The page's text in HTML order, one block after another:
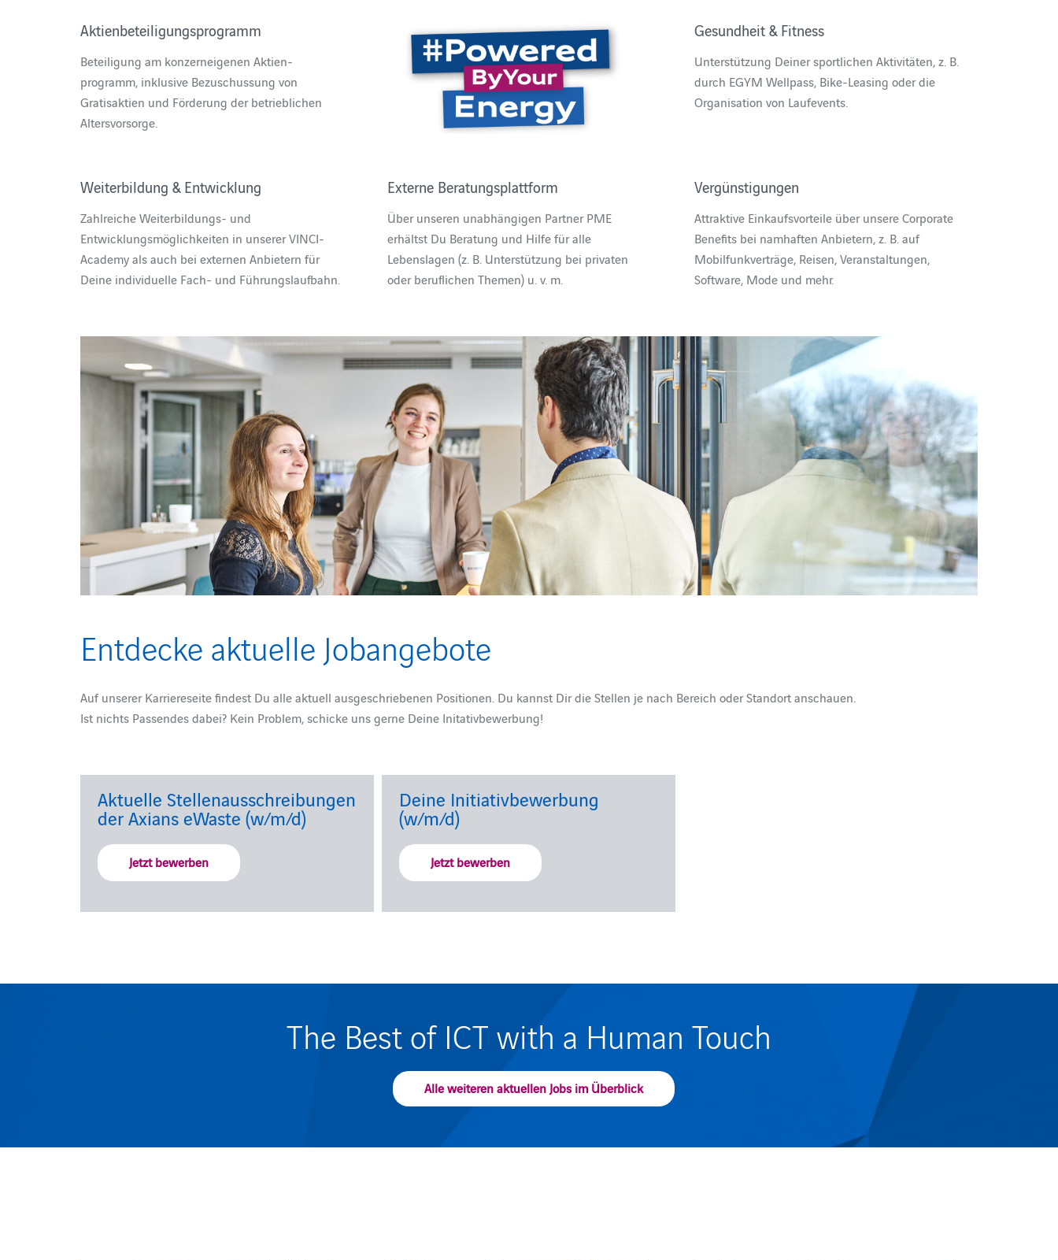
Aktienbeteiligungsprogramm
Beteiligung am konzerneigenen Aktien-
programm, inklusive Bezuschussung von
Gratisaktien und Förderung der betrieblichen
Altersvorsorge.
Gesundheit & Fitness
Unterstützung Deiner sportlichen Aktivitäten, z. B.
durch EGYM Wellpass, Bike-Leasing oder die
Organisation von Laufevents.
Weiterbildung & Entwicklung
Zahlreiche Weiterbildungs- und
Entwicklungsmöglichkeiten in unserer VINCI-
Academy als auch bei externen Anbietern für
Deine individuelle Fach- und Führungslaufbahn.
Externe Beratungsplattform
Über unseren unabhängigen Partner PME
erhältst Du Beratung und Hilfe für alle
Lebenslagen (z. B. Unterstützung bei privaten
oder beruflichen Themen) u. v. m.
Vergünstigungen
Attraktive Einkaufsvorteile über unsere Corporate
Benefits bei namhaften Anbietern, z. B. auf
Mobilfunkverträge, Reisen, Veranstaltungen,
Software, Mode und mehr.
Entdecke aktuelle Jobangebote
Auf unserer Karriereseite findest Du alle aktuell ausgeschriebenen Positionen. Du kannst Dir die Stellen je nach Bereich oder Standort anschauen.
Ist nichts Passendes dabei? Kein Problem, schicke uns gerne Deine Initativbewerbung!
Aktuelle Stellenausschreibungen
der Axians eWaste (w/m/d)
Jetzt bewerben
Deine Initiativbewerbung
(w/m/d)
Jetzt bewerben
The Best of ICT with a Human Touch
Alle weiteren aktuellen Jobs im Überblick